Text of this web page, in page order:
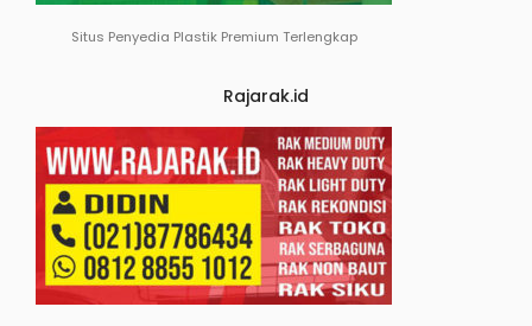
Situs Penyedia Plastik Premium Terlengkap
Rajarak.id